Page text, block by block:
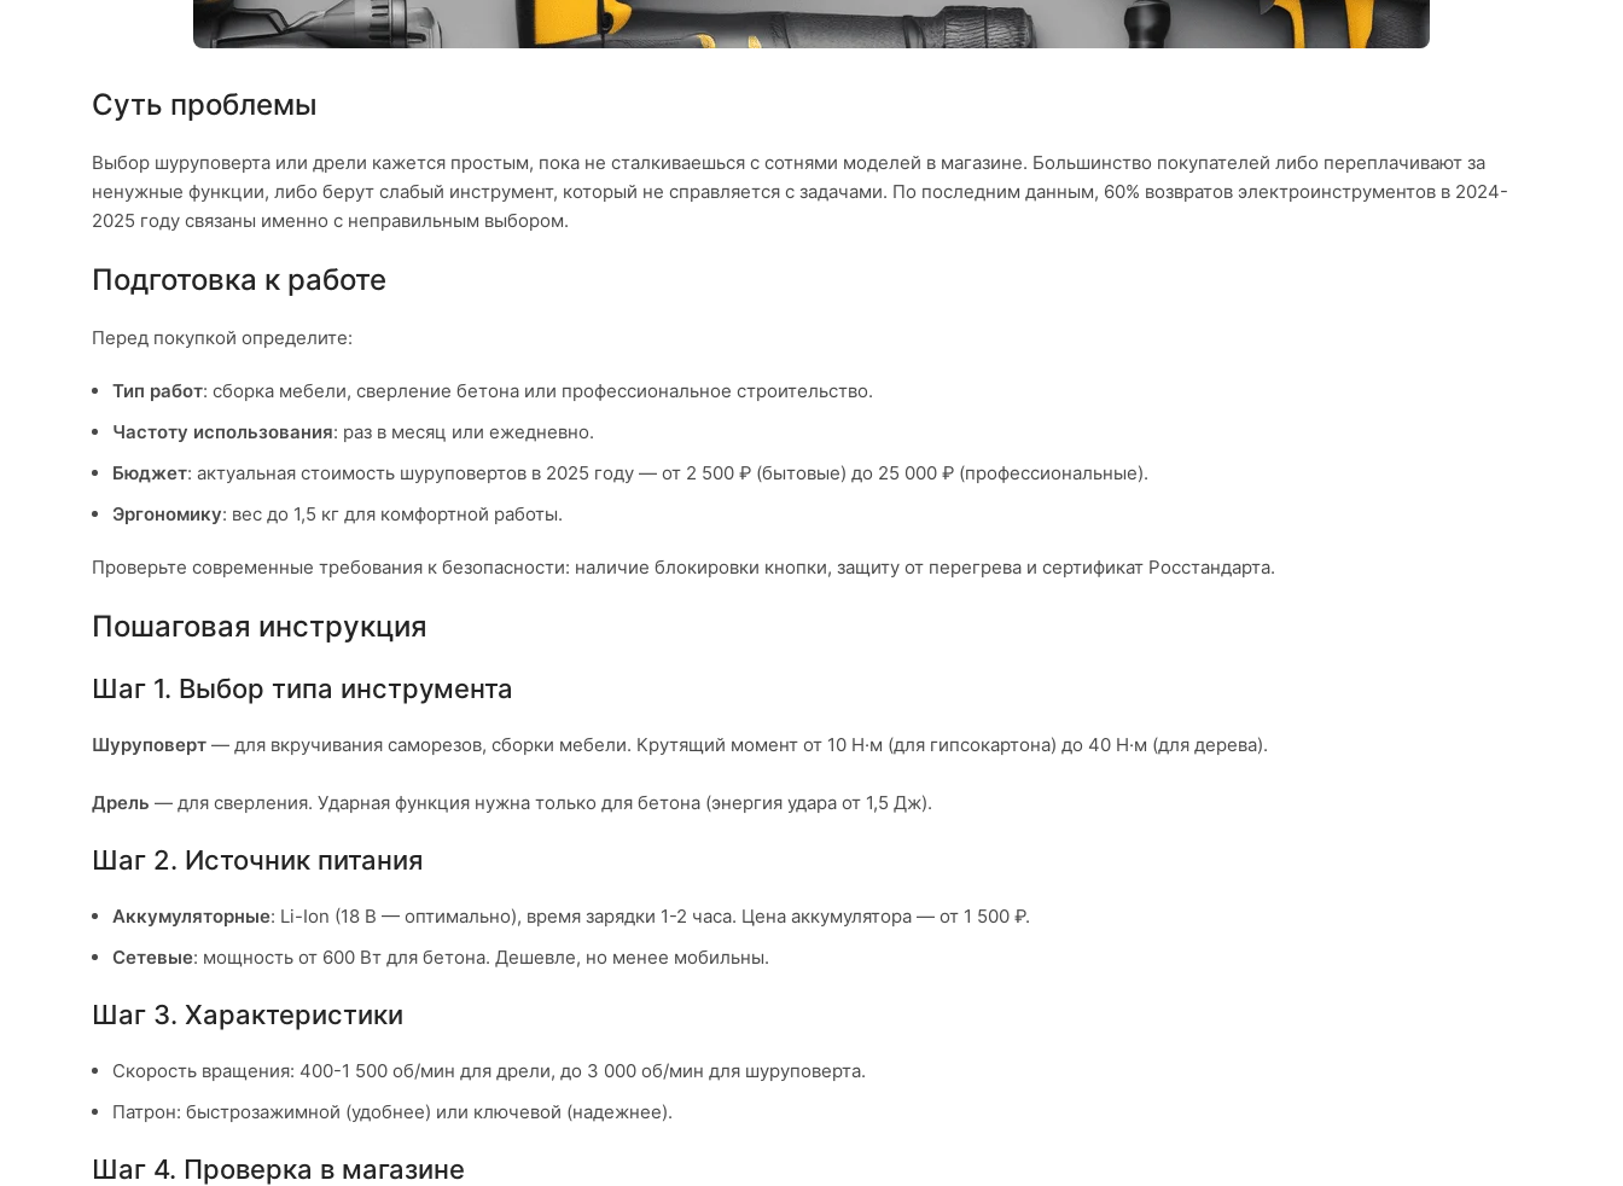
Суть проблемы
Выбор шуруповерта или дрели кажется простым, пока не сталкиваешься с сотнями моделей в магазине. Большинство покупателей либо переплачивают за
ненужные функции, либо берут слабый инструмент, который не справляется с задачами. По последним данным, 60% возвратов электроинструментов в 2024-
2025 году связаны именно с неправильным выбором.
Подготовка к работе
Перед покупкой определите:
Тип работ: сборка мебели, сверление бетона или профессиональное строительство.
Частоту использования: раз в месяц или ежедневно.
Бюджет: актуальная стоимость шуруповертов в 2025 году — от 2 500 ₽ (бытовые) до 25 000 ₽ (профессиональные).
Эргономику: вес до 1,5 кг для комфортной работы.
Проверьте современные требования к безопасности: наличие блокировки кнопки, защиту от перегрева и сертификат Росстандарта.
Пошаговая инструкция
Шаг 1. Выбор типа инструмента
Шуруповерт — для вкручивания саморезов, сборки мебели. Крутящий момент от 10 Н·м (для гипсокартона) до 40 Н·м (для дерева).
Дрель — для сверления. Ударная функция нужна только для бетона (энергия удара от 1,5 Дж).
Шаг 2. Источник питания
Аккумуляторные: Li-Ion (18 В — оптимально), время зарядки 1-2 часа. Цена аккумулятора — от 1 500 ₽.
Сетевые: мощность от 600 Вт для бетона. Дешевле, но менее мобильны.
Шаг 3. Характеристики
Скорость вращения: 400-1 500 об/мин для дрели, до 3 000 об/мин для шуруповерта.
Патрон: быстрозажимной (удобнее) или ключевой (надежнее).
Шаг 4. Проверка в магазине